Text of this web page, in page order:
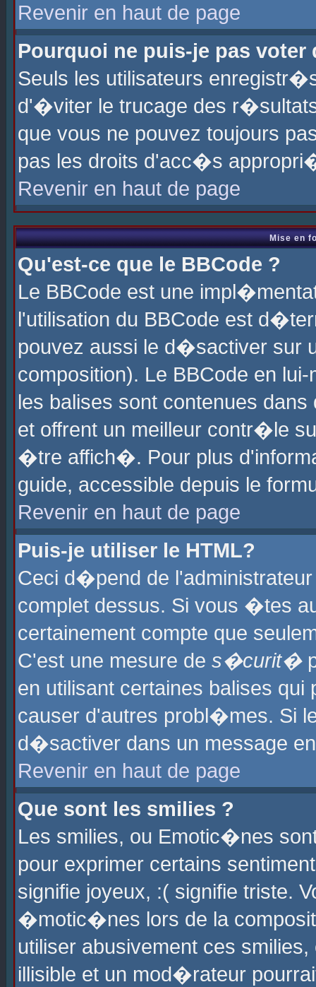
Revenir en haut de page
Pourquoi ne puis-je pas voter
Seuls les utilisateurs
d'�viter le trucage des
que vous ne pouvez toujours
pas les droits d'acc�s
Revenir en haut de page
Mise en
Qu'est-ce que le BBCode ?
Le BBCode est une
l'utilisation du BBCode est
pouvez aussi le d�sactiver sur
composition). Le BBCode en
les balises sont contenues
et offrent un meilleur contr�le
�tre affich�. Pour plus
guide, accessible depuis le
Revenir en haut de page
Puis-je utiliser le HTML?
Ceci d�pend de
complet dessus. Si vous �tes
certainement compte que
C'est une mesure de s�curit�
en utilisant certaines balises
causer d'autres probl�mes. Si
d�sactiver dans un message
Revenir en haut de page
Que sont les smilies ?
Les smilies, ou Emotic�nes
pour exprimer certains
signifie joyeux, :( signifie triste.
�motic�nes lors de la
utiliser abusivement ces
illisible et un mod�rateur